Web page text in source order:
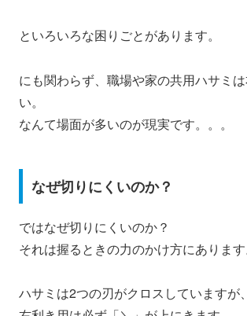
といろいろな困りごとがあります。
にも関わらず、職場や家の共用ハサミ
い。
なんて場面が多いのが現実です。。。
なぜ切りにくいのか？
ではなぜ切りにくいのか？
それは握るときの力のかけ方にあります
ハサミは2つの刃がクロスしていますが、